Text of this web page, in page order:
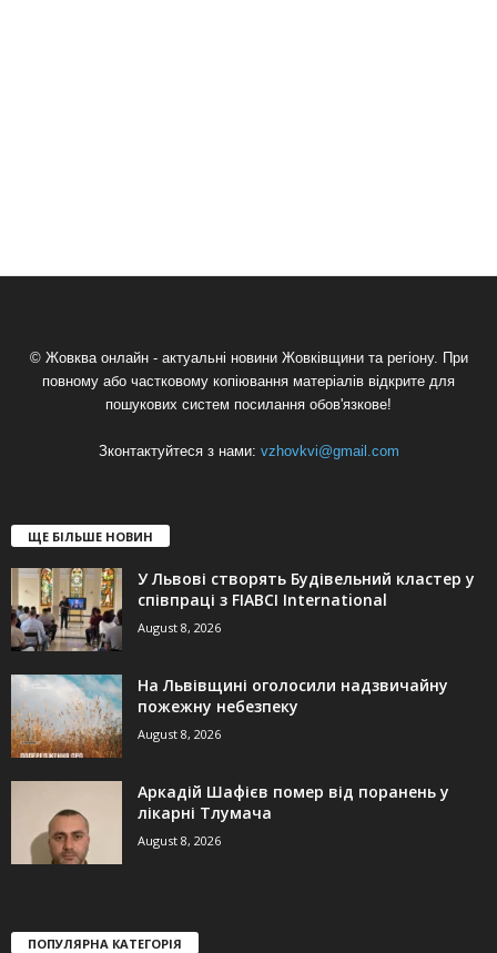
© Жовква онлайн - актуальні новини Жовківщини та регіону. При
повному або частковому копіювання матеріалів відкрите для
пошукових систем посилання обов'язкове!
Зконтактуйтеся з нами: vzhovkvi@gmail.com
ЩЕ БІЛЬШЕ НОВИН
У Львові створять Будівельний кластер у
співпраці з FIABCI International
August 8, 2026
На Львівщині оголосили надзвичайну
пожежну небезпеку
August 8, 2026
Аркадій Шафієв помер від поранень у
лікарні Тлумача
August 8, 2026
ПОПУЛЯРНА КАТЕГОРІЯ